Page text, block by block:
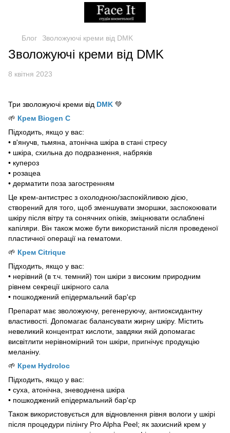
Блог Зволожуючі креми від DMK
Зволожуючі креми від DMK
8 квітня 2023
Три зволожуючі креми від DMK 💚
🌱 Крем Biogen C
Підходить, якщо у вас:
• в'янучв, тьмяна, атонічна шкіра в стані стресу
• шкіра, схильна до подразнення, набряків
• купероз
• розацеа
• дерматити поза загостренням
Це крем-антистрес з охолодною/заспокійливою дією,
створений для того, щоб зменшувати зморшки, заспокоювати
шкіру після вітру та сонячних опіків, зміцнювати ослаблені
капіляри. Він також може бути використаний після проведеної
пластичної операції на гематоми.
🌱 Крем Citrique
Підходить, якщо у вас:
• нерівний (в т.ч. темний) тон шкіри з високим природним
рівнем секреції шкірного сала
• пошкоджений епідермальний бар'єр
Препарат має зволожуючу, регенеруючу, антиоксидантну
властивості. Допомагає балансувати жирну шкіру. Містить
невеликий концентрат кислоти, завдяки якій допомагає
висвітлити нерівномірний тон шкіри, пригнічує продукцію
меланіну.
🌱 Крем Hydroloc
Підходить, якщо у вас:
• суха, атонічна, зневоднена шкіра
• пошкоджений епідермальний бар'єр
Також використовується для відновлення рівня вологи у шкірі
після процедури пілінгу Pro Alpha Peel; як захисний крем у